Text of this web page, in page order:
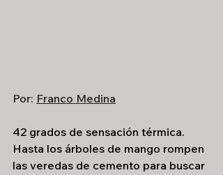
Por: Franco Medina
42 grados de sensación térmica.
Hasta los árboles de mango rompen
las veredas de cemento para buscar